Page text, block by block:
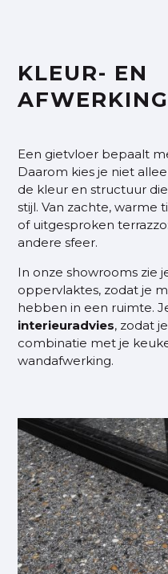
KLEUR- EN
Een gietvloer bepaalt
Daarom kies je niet
de kleur en structuur
stijl. Van zachte,
of uitgesproken
andere sfeer.
In onze showrooms zie
oppervlaktes, zodat je
hebben in een ruimte.
interieuradvies, zodat
combinatie met je
wandafwerking.